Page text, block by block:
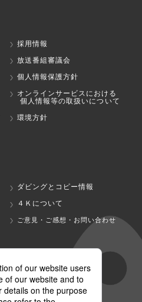
採用情報
放送番組審議会
個人情報保護方針
オンラインサービスにおける
個人情報等の取扱いについて
環境方針
ダビングとコピー情報
４Ｋについて
ご意見・ご感想・お問い合わせ
テレ朝チャンネル